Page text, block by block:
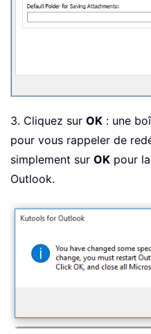
3. Cliquez sur OK : une
pour vous rappeler de
simplement sur OK pour
Outlook.